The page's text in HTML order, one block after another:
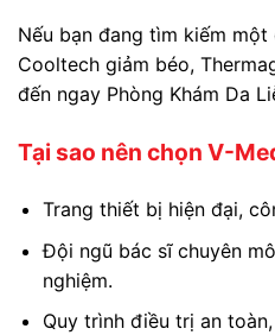
Nếu bạn đang tìm kiếm
Cooltech giảm béo,
đến ngay Phòng Khám Da
Tại sao nên chọn V-
Trang thiết bị hiện đại,
Đội ngũ bác sĩ chuyên
nghiệm.
Quy trình điều trị an